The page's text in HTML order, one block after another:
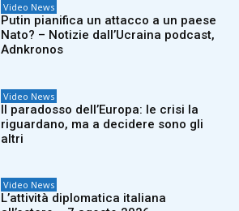
Video News
Putin pianifica un attacco a un paese
Nato? – Notizie dall’Ucraina podcast,
Adnkronos
Video News
Il paradosso dell’Europa: le crisi la
riguardano, ma a decidere sono gli
altri
Video News
L’attività diplomatica italiana